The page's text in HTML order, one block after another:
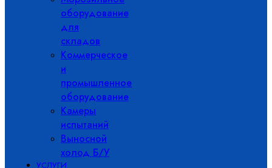
оборудование
для
складов
Коммерческое
и
промышленное
оборудование
Камеры
испытаний
Выносной
холод Б/У
УСЛУГИ